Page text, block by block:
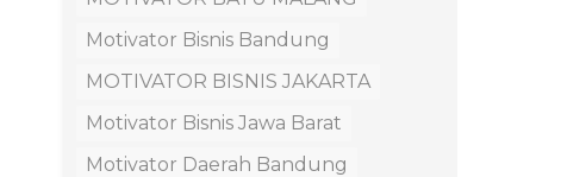
Motivator Bisnis Bandung
MOTIVATOR BISNIS JAKARTA
Motivator Bisnis Jawa Barat
Motivator Daerah Bandung